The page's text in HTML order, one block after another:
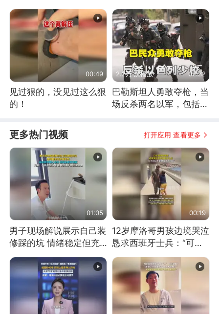
00:49
见过狠的，没见过这么狠
的！
2.2万 次播放 02:32
巴勒斯坦人勇敢夺枪，当
场反杀两名以军，包括一
更多热门视频 打开应用 查看更多
01:05
男子现场解说展示自己装
修踩的坑 情绪稳定但充
满无奈 每处都有精心设
计 但每处都有瑕疵 网
友：一开始我没笑 但看
到洗手盆我没绷住
00:19
12岁摩洛哥男孩边境哭泣
恳求西班牙士兵：“可不
可以不要把我遣返回国”